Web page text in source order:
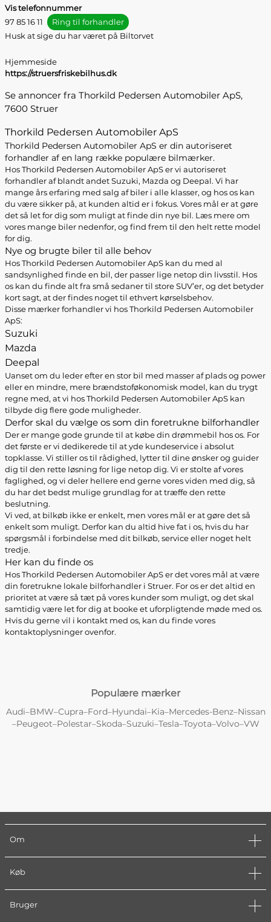
Vis telefonnummer
97 85 16 11
Ring til forhandler
Husk at sige du har været på Biltorvet
Hjemmeside
https://struersfriskebilhus.dk
Se annoncer fra Thorkild Pedersen Automobiler ApS,
7600 Struer
Thorkild Pedersen Automobiler ApS
Thorkild Pedersen Automobiler ApS er din autoriseret
forhandler af en lang række populære bilmærker.
Hos Thorkild Pedersen Automobiler ApS er vi autoriseret
forhandler af blandt andet Suzuki, Mazda og Deepal. Vi har
mange års erfaring med salg af biler i alle klasser, og hos os kan
du være sikker på, at kunden altid er i fokus. Vores mål er at gøre
det så let for dig som muligt at finde din nye bil. Læs mere om
vores mange biler nedenfor, og find frem til den helt rette model
for dig.
Nye og brugte biler til alle behov
Hos Thorkild Pedersen Automobiler ApS kan du med al
sandsynlighed finde en bil, der passer lige netop din livsstil. Hos
os kan du finde alt fra små sedaner til store SUV’er, og det betyder
kort sagt, at der findes noget til ethvert kørselsbehov.
Disse mærker forhandler vi hos Thorkild Pedersen Automobiler
ApS:
Suzuki
Mazda
Deepal
Uanset om du leder efter en stor bil med masser af plads og power
eller en mindre, mere brændstoføkonomisk model, kan du trygt
regne med, at vi hos Thorkild Pedersen Automobiler ApS kan
tilbyde dig flere gode muligheder.
Derfor skal du vælge os som din foretrukne bilforhandler
Der er mange gode grunde til at købe din drømmebil hos os. For
det første er vi dedikerede til at yde kundeservice i absolut
topklasse. Vi stiller os til rådighed, lytter til dine ønsker og guider
dig til den rette løsning for lige netop dig. Vi er stolte af vores
faglighed, og vi deler hellere end gerne vores viden med dig, så
du har det bedst mulige grundlag for at træffe den rette
beslutning.
Vi ved, at bilkøb ikke er enkelt, men vores mål er at gøre det så
enkelt som muligt. Derfor kan du altid hive fat i os, hvis du har
spørgsmål i forbindelse med dit bilkøb, service eller noget helt
tredje.
Her kan du finde os
Hos Thorkild Pedersen Automobiler ApS er det vores mål at være
din foretrukne lokale bilforhandler i Struer. For os er det altid en
prioritet at være så tæt på vores kunder som muligt, og det skal
samtidig være let for dig at booke et uforpligtende møde med os.
Hvis du gerne vil i kontakt med os, kan du finde vores
kontaktoplysninger ovenfor.
Populære mærker
Audi–BMW–Cupra–Ford–Hyundai–Kia–Mercedes-Benz–Nissan
–Peugeot–Polestar–Skoda–Suzuki–Tesla–Toyota–Volvo–VW
Om
Køb
Bruger